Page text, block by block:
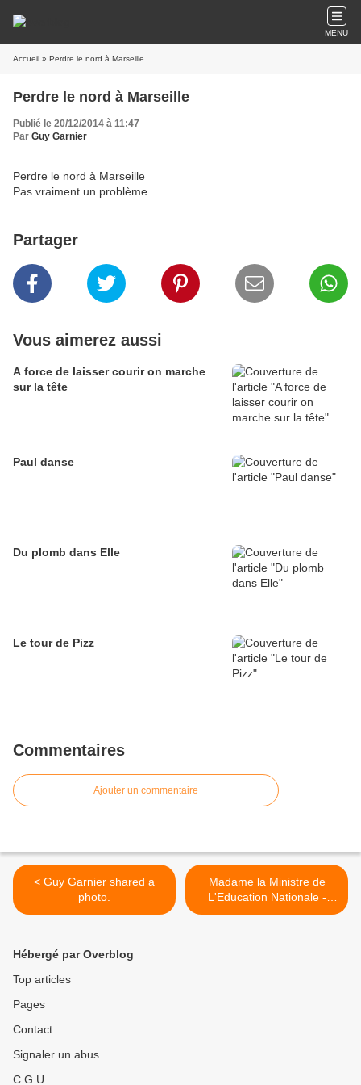
MENU
Accueil » Perdre le nord à Marseille
Perdre le nord à Marseille
Publié le 20/12/2014 à 11:47
Par Guy Garnier
Perdre le nord à Marseille
Pas vraiment un problème
Partager
Vous aimerez aussi
A force de laisser courir on marche
sur la tête
Paul danse
Du plomb dans Elle
Le tour de Pizz
Commentaires
Ajouter un commentaire
< Guy Garnier shared a
photo.
Madame la Ministre de
L'Education Nationale -
Najat VALLAUD-
Hébergé par Overblog
Top articles
Pages
Contact
Signaler un abus
C.G.U.